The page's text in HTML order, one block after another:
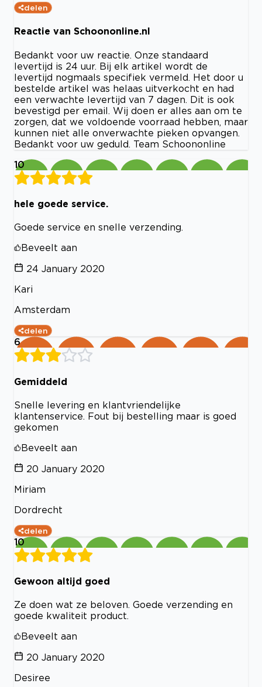
delen
Reactie van Schoononline.nl
Bedankt voor uw reactie. Onze standaard
levertijd is 24 uur. Bij elk artikel wordt de
levertijd nogmaals specifiek vermeld. Het door u
bestelde artikel was helaas uitverkocht en had
een verwachte levertijd van 7 dagen. Dit is ook
bevestigd per email. Wij doen er alles aan om te
zorgen, dat we voldoende voorraad hebben, maar
kunnen niet alle onverwachte pieken opvangen.
Bedankt voor uw geduld. Team Schoononline
10
hele goede service.
Goede service en snelle verzending.
Beveelt aan
24 January 2020
Kari
Amsterdam
delen
6
Gemiddeld
Snelle levering en klantvriendelijke
klantenservice. Fout bij bestelling maar is goed
gekomen
Beveelt aan
20 January 2020
Miriam
Dordrecht
delen
10
Gewoon altijd goed
Ze doen wat ze beloven. Goede verzending en
goede kwaliteit product.
Beveelt aan
20 January 2020
Desiree